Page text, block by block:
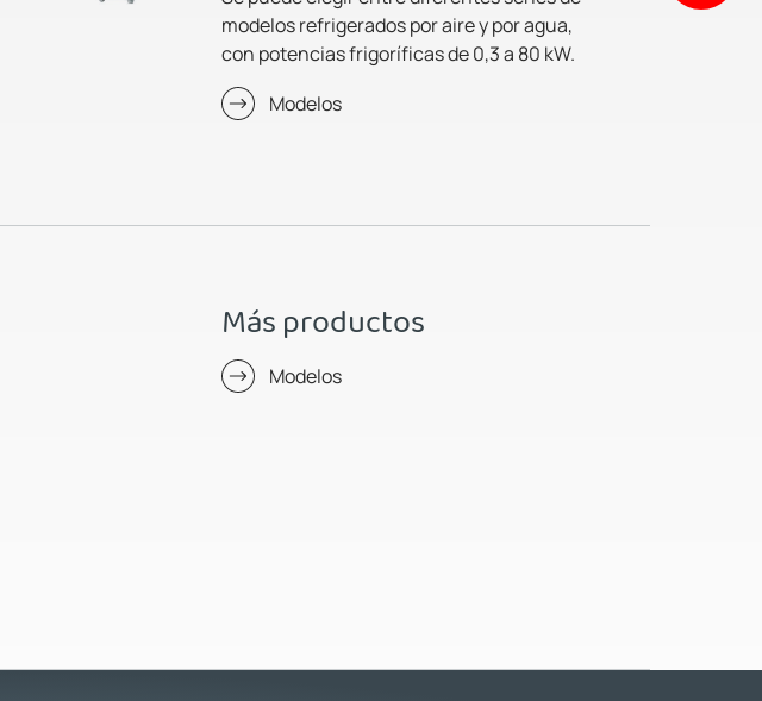
modelos refrigerados por aire y por agua,
con potencias frigoríficas de 0,3 a 80 kW.
Modelos
Más productos
Modelos